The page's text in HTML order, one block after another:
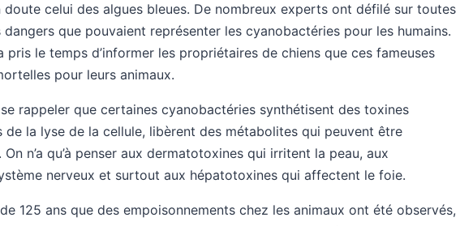
doute celui des algues bleues. De nombreux experts ont défilé sur toutes
dangers que pouvaient représenter les cyanobactéries pour les humains.
pris le temps d’informer les propriétaires de chiens que ces fameuses
pour leurs animaux.
rappeler que certaines cyanobactéries synthétisent des toxines
la lyse de la cellule, libèrent des métabolites qui peuvent être
n’a qu’à penser aux dermatotoxines qui irritent la peau, aux
nerveux et surtout aux hépatotoxines qui affectent le foie.
125 ans que des empoisonnements chez les animaux ont été observés,